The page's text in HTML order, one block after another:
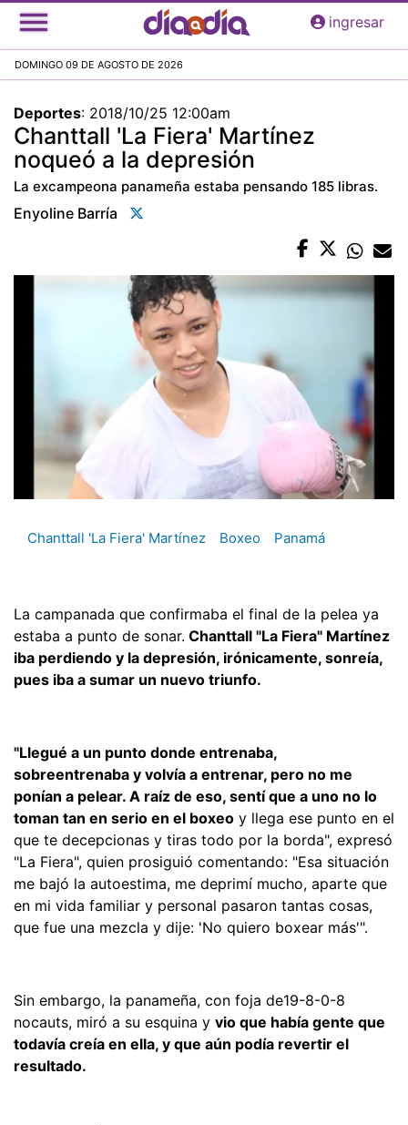
Pasar
al
principal
ingresar
DOMINGO 09 DE AGOSTO DE 2026
Deportes: 2018/10/25 12:00am
Chanttall 'La Fiera' Martínez
noqueó a la depresión
La excampeona panameña estaba pensando 185 libras.
Enyoline Barría
Chanttall 'La Fiera' Martínez Boxeo Panamá
La campanada que confirmaba el final de la pelea ya
estaba a punto de sonar. Chanttall "La Fiera" Martínez
iba perdiendo y la depresión, irónicamente, sonreía,
pues iba a sumar un nuevo triunfo.
"Llegué a un punto donde entrenaba,
sobreentrenaba y volvía a entrenar, pero no me
ponían a pelear. A raíz de eso, sentí que a uno no lo
toman tan en serio en el boxeo y llega ese punto en el
que te decepcionas y tiras todo por la borda", expresó
"La Fiera", quien prosiguió comentando: "Esa situación
me bajó la autoestima, me deprimí mucho, aparte que
en mi vida familiar y personal pasaron tantas cosas,
que fue una mezcla y dije: 'No quiero boxear más'".
Sin embargo, la panameña, con foja de19-8-0-8
nocauts, miró a su esquina y vio que había gente que
todavía creía en ella, y que aún podía revertir el
resultado.